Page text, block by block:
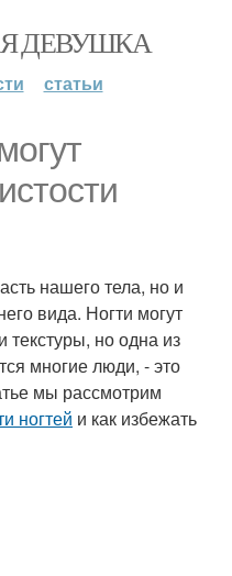
ДЕВУШКА
статьи
нашего тела, но и
вида. Ногти могут
но одна из
многие люди, - это
мы рассмотрим
ногтей и как избежать